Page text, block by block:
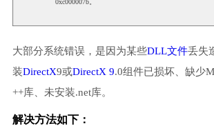
大部分系统错误，是因为某些DLL文件丢失
装DirectX9或DirectX 9.0组件已损坏、缺少
++库、未安装.net库。
解决方法如下：